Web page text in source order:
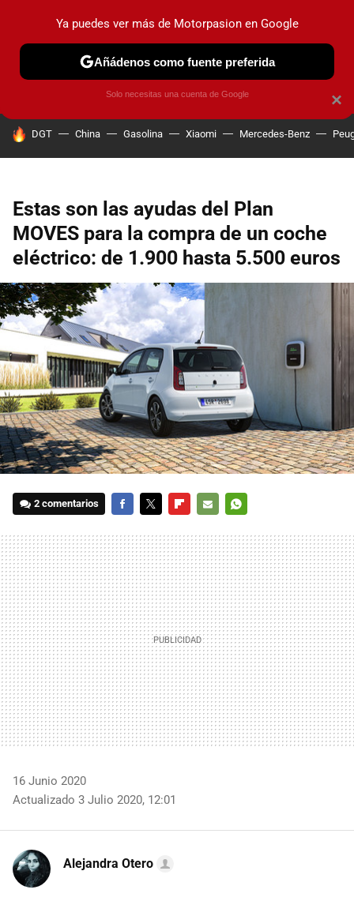
PRUEBAS COCHES ELÉCTRICOS OBSERVATORIO
HOY SE HABLA DE
DGT China Gasolina Xiaomi Mercedes-Benz
Estas son las ayudas del Plan
MOVES para la compra de un coche
eléctrico: de 1.900 hasta 5.500 euros
2 comentarios
MAIL
16 Junio 2020
Actualizado 3 Julio 2020, 12:01
Alejandra Otero
×
Ya puedes ver más de Motorpasion en Google
Añádenos como fuente preferida
Solo necesitas una cuenta de Google